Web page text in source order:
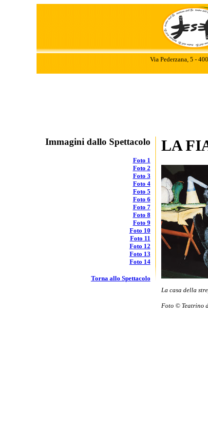
Via Pederzana, 5 -
Immagini dallo Spettacolo
Foto 1
Foto 2
Foto 3
Foto 4
Foto 5
Foto 6
Foto 7
Foto 8
Foto 9
Foto 10
Foto 11
Foto 12
Foto 13
Foto 14
Torna allo Spettacolo
LA
La casa della
Foto © Teatrino